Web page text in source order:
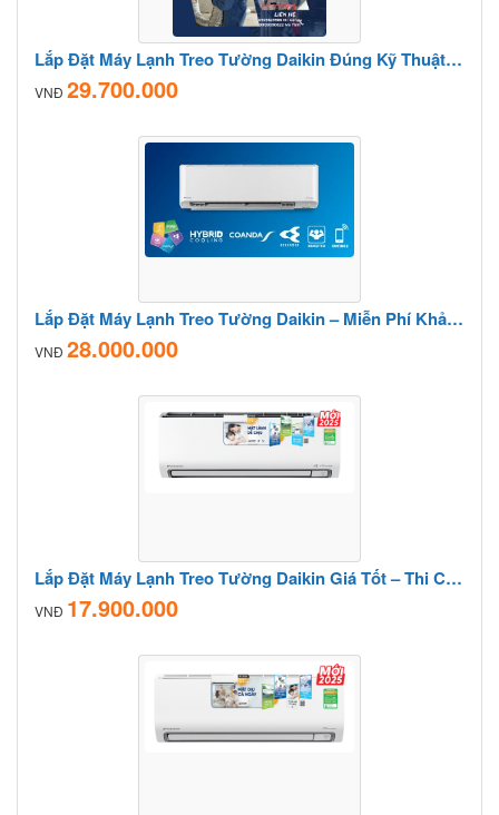
Lắp Đặt Máy Lạnh Treo Tường Daikin Đúng Kỹ Thuật, An Toàn
VNĐ 29.700.000
Lắp Đặt Máy Lạnh Treo Tường Daikin – Miễn Phí Khảo Sát
VNĐ 28.000.000
Lắp Đặt Máy Lạnh Treo Tường Daikin Giá Tốt – Thi Công Nhanh Trong Ngày
VNĐ 17.900.000